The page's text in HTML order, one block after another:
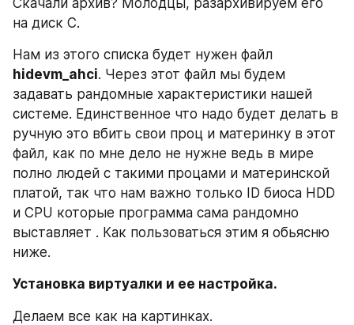
Скачали архив? Молодцы, разархивируем его
на диск C.
hidevm_ahci. Через этот файл мы будем
задавать рандомные характеристики нашей
системе. Единственное что надо будет делать в
ручную это вбить свои проц и материнку в этот
файл, как по мне дело не нужне ведь в мире
полно людей с такими процами и материнской
платой, так что нам важно только ID биоса HDD
и CPU которые программа сама рандомно
выставляет . Как пользоваться этим я обьясню
ниже.
Установка виртуалки и ее настройка.
Делаем все как на картинках.